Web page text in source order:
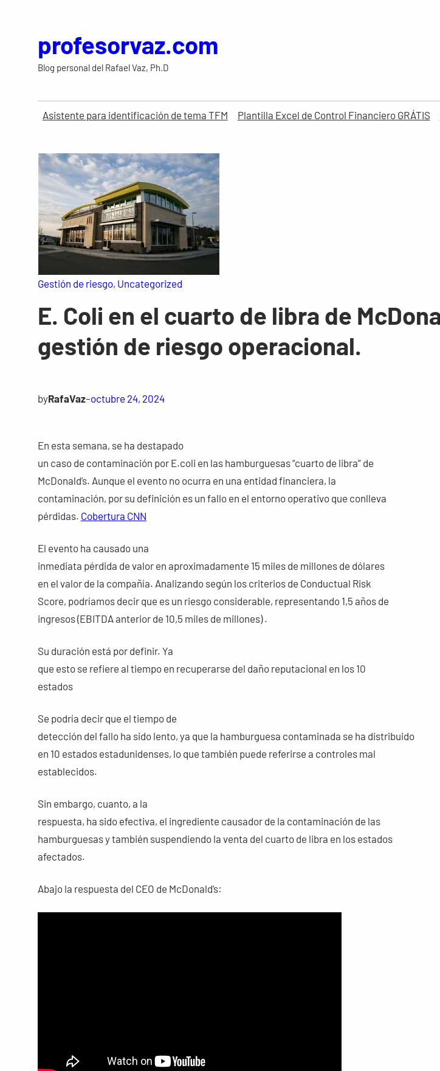
contenidoprofesorvaz.com
Blog personal del Rafael Vaz, Ph.D
Asistente para identificación de tema TFM Plantilla Excel de Control Financiero GRÁTIS
Gestión de riesgo, Uncategorized
E. Coli en el cuarto de libra de
gestión de riesgo operacional.
byRafaVaz–octubre 24, 2024
En esta semana, se ha destapado
un caso de contaminación por E.coli en las hamburguesas “cuarto de libra” de
McDonald’s. Aunque el evento no ocurra en una entidad financiera, la
contaminación, por su definición es un fallo en el entorno operativo que conlleva
pérdidas. Cobertura CNN
El evento ha causado una
inmediata pérdida de valor en aproximadamente 15 miles de millones de dólares
en el valor de la compañía. Analizando según los criterios de Conductual Risk
Score, podríamos decir que es un riesgo considerable, representando 1,5 años de
ingresos (EBITDA anterior de 10,5 miles de millones) .
Su duración está por definir. Ya
que esto se refiere al tiempo en recuperarse del daño reputacional en los 10
estados
Se podría decir que el tiempo de
detección del fallo ha sido lento, ya que la hamburguesa contaminada se ha distribuido
en 10 estados estadunidenses, lo que también puede referirse a controles mal
establecidos.
Sin embargo, cuanto, a la
respuesta, ha sido efectiva, el ingrediente causador de la contaminación de las
hamburguesas y también suspendiendo la venta del cuarto de libra en los estados
afectados.
Abajo la respuesta del CEO de McDonald’s: